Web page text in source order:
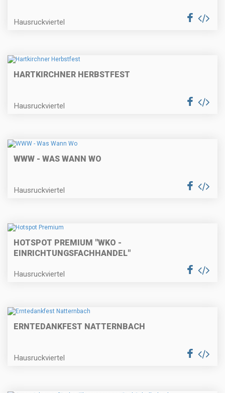
Hausruckviertel
HARTKIRCHNER HERBSTFEST
Hausruckviertel
WWW - WAS WANN WO
Hausruckviertel
HOTSPOT PREMIUM "WKO -
EINRICHTUNGSFACHHANDEL"
Hausruckviertel
ERNTEDANKFEST NATTERNBACH
Hausruckviertel